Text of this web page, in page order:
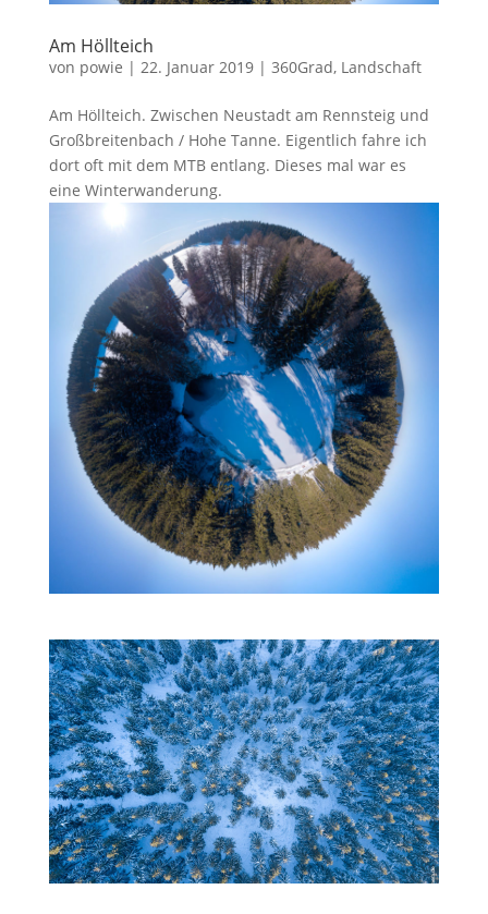
Am Höllteich
von powie | 22. Januar 2019| 360Grad, Landschaft
Am Höllteich. Zwischen Neustadt am Rennsteig und
Großbreitenbach / Hohe Tanne. Eigentlich fahre ich
dort oft mit dem MTB entlang. Dieses mal war es
eine Winterwanderung.